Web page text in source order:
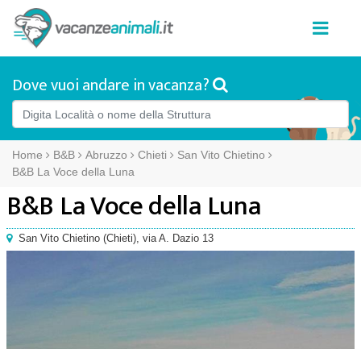
Dove vuoi andare in vacanza?
Home B&B Abruzzo Chieti
San Vito Chietino
B&B La Voce della Luna
B&B La Voce della Luna
San Vito Chietino (Chieti), via A. Dazio 13